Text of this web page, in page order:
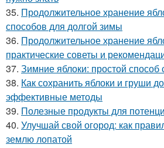
35. Продолжительное хранение
способов для долгой зимы
36. Продолжительное хранение
практические советы и
37. Зимние яблоки: простой способ
38. Как сохранить яблоки и груши
эффективные методы
39. Полезные продукты для
40. Улучшай свой огород: как
землю лопатой